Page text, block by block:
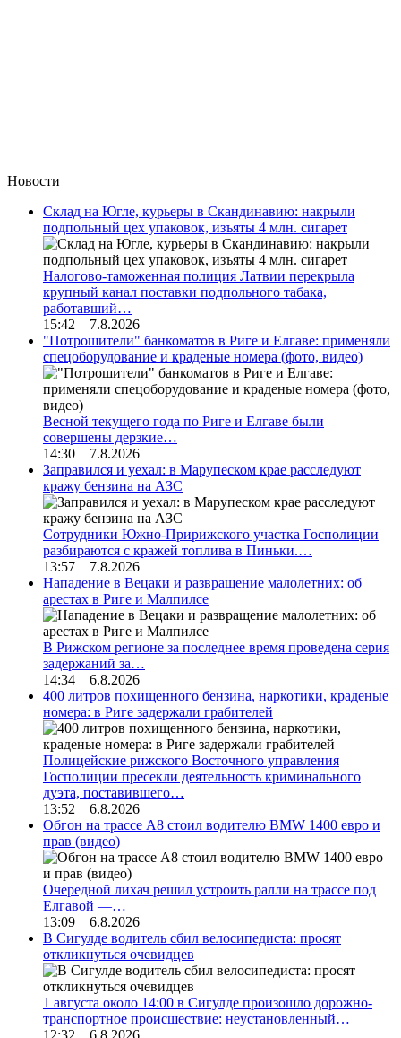
Новости
Склад на Югле, курьеры в Скандинавию: накрыли
подпольный цех упаковок, изъяты 4 млн. сигарет
Налогово-таможенная полиция Латвии перекрыла
крупный канал поставки подпольного табака,
работавший…
15:42 7.8.2026
"Потрошители" банкоматов в Риге и Елгаве: применяли
спецоборудование и краденые номера (фото, видео)
Весной текущего года по Риге и Елгаве были
совершены дерзкие…
14:30 7.8.2026
Заправился и уехал: в Марупеском крае расследуют
кражу бензина на АЗС
Сотрудники Южно-Пририжского участка Госполиции
разбираются с кражей топлива в Пиньки.…
13:57 7.8.2026
Нападение в Вецаки и развращение малолетних: об
арестах в Риге и Малпилсе
В Рижском регионе за последнее время проведена серия
задержаний за…
14:34 6.8.2026
400 литров похищенного бензина, наркотики, краденые
номера: в Риге задержали грабителей
Полицейские рижского Восточного управления
Госполиции пресекли деятельность криминального
дуэта, поставившего…
13:52 6.8.2026
Обгон на трассе А8 стоил водителю BMW 1400 евро и
прав (видео)
Очередной лихач решил устроить ралли на трассе под
Елгавой —…
13:09 6.8.2026
В Сигулде водитель сбил велосипедиста: просят
откликнуться очевидцев
1 августа около 14:00 в Сигулде произошло дорожно-
транспортное происшествие: неустановленный…
12:32 6.8.2026